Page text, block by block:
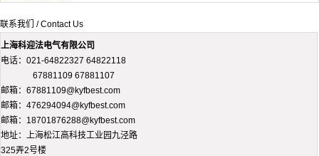
联系我们 / Contact Us
上海科迎法电气有限公司
电话：021-64822327 64822118
67881109 67881107
邮箱：67881109@kyfbest.com
邮箱：476294094@kyfbest.com
邮箱：18701876288@kyfbest.com
地址：上海松江高科技工业园九泾路
325弄2号楼